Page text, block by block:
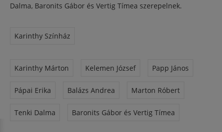
Dalma, Baronits Gábor és Vertig Tímea szerepelnek.
Karinthy Színház
Karinthy Márton Kelemen József Papp János
Pápai Erika Balázs Andrea Marton Róbert
Tenki Dalma Baronits Gábor és Vertig Tímea